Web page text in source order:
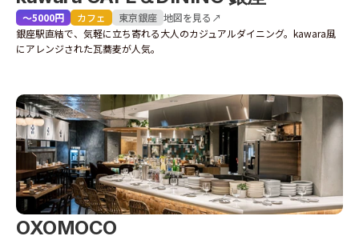
〜5000円 カフェ 東京銀座 地図を見る↗
銀座駅直結で、気軽に立ち寄れる大人のカジュアルダイニング。kawara風
にアレンジされた瓦蕎麦が人気。
OXOMOCO